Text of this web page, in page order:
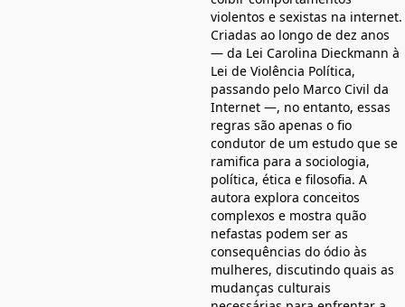
violentos e sexistas na internet.
Criadas ao longo de dez anos
— da Lei Carolina Dieckmann à
Lei de Violência Política,
passando pelo Marco Civil da
Internet —, no entanto, essas
regras são apenas o fio
condutor de um estudo que se
ramifica para a sociologia,
política, ética e filosofia. A
autora explora conceitos
complexos e mostra quão
nefastas podem ser as
consequências do ódio às
mulheres, discutindo quais as
mudanças culturais